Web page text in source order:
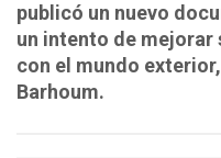
publicó un nuevo
un intento de mejorar
con el mundo
Barhoum.